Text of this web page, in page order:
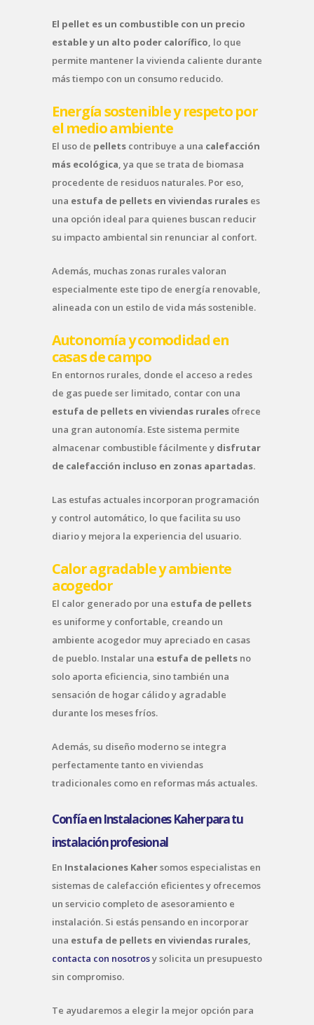
El pellet es un combustible con un precio
estable y un alto poder calorífico , lo que
permite mantener la vivienda caliente durante
más tiempo con un consumo reducido.
Energía sostenible y respeto por
el medio ambiente
El uso de pellets contribuye a una calefacción
más ecológica , ya que se trata de biomasa
procedente de residuos naturales. Por eso,
una estufa de pellets en viviendas rurales es
una opción ideal para quienes buscan reducir
su impacto ambiental sin renunciar al confort.
Además, muchas zonas rurales valoran
especialmente este tipo de energía renovable,
alineada con un estilo de vida más sostenible.
Autonomía y comodidad en
casas de campo
En entornos rurales, donde el acceso a redes
de gas puede ser limitado, contar con una
estufa de pellets en viviendas rurales ofrece
una gran autonomía. Este sistema permite
almacenar combustible fácilmente y disfrutar
de calefacción incluso en zonas apartadas.
Las estufas actuales incorporan programación
y control automático, lo que facilita su uso
diario y mejora la experiencia del usuario.
Calor agradable y ambiente
acogedor
El calor generado por una estufa de pellets
es uniforme y confortable, creando un
ambiente acogedor muy apreciado en casas
de pueblo. Instalar una estufa de pellets no
solo aporta eficiencia, sino también una
sensación de hogar cálido y agradable
durante los meses fríos.
Además, su diseño moderno se integra
perfectamente tanto en viviendas
tradicionales como en reformas más actuales.
Confía en Instalaciones Kaher para tu
instalación profesional
En Instalaciones Kahersomos especialistas en
sistemas de calefacción eficientes y ofrecemos
un servicio completo de asesoramiento e
instalación. Si estás pensando en incorporar
una estufa de pellets en viviendas rurales
contacta con nosotrosy solicita un presupuesto
sin compromiso.
Te ayudaremos a elegir la mejor opción para